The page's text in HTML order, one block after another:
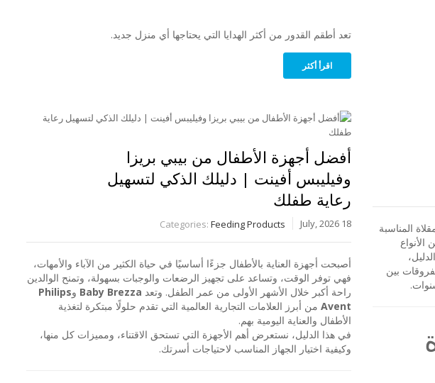
تعد أطقم القدور من أكثر الهدايا التي يحتاجها أي منزل جديد.
اقرأ أكثر
المناسبة
بين
أفضل أجهزة الأطفال من بيبي بريزا
وفيليبس أفينت | دليلك الذكي لتسهيل
رعاية طفلك
18 July, 2026
Categories: Feeding Products
أصبحت أجهزة العناية بالأطفال جزءًا أساسيًا في حياة الكثير من الآباء والأمهات،
فهي توفر الوقت، وتساعد على تجهيز الرضعات والوجبات بسهولة، وتمنح الوالدين
راحة أكبر خلال الأشهر الأولى من عمر الطفل. وتعد Baby Brezza وPhilips
Avent من أبرز العلامات التجارية العالمية التي تقدم حلولًا مبتكرة لتغذية
الأطفال والعناية اليومية بهم.
في هذا الدليل، نستعرض أهم الأجهزة التي تستحق الاقتناء، ومميزات كل منها،
وكيفية اختيار الجهاز المناسب لاحتياجات أسرتك.